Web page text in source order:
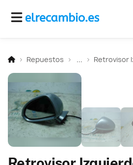
Repuestos Retrovisor